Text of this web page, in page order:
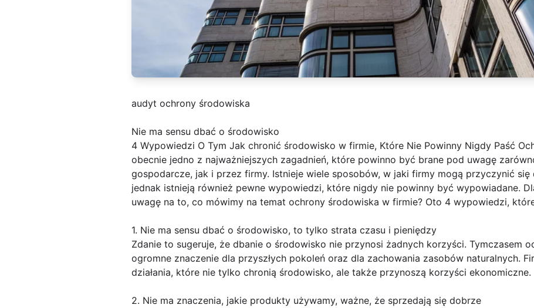
audyt ochrony środowiska
Nie ma sensu dbać o środowisko
4 Wypowiedzi O Tym Jak chronić środowisko w firmie, Które Nie Powinny Nigdy Paść
obecnie jedno z najważniejszych zagadnień, które powinno być brane pod uwagę
gospodarcze, jak i przez firmy. Istnieje wiele sposobów, w jaki firmy mogą przyczynić
jednak istnieją również pewne wypowiedzi, które nigdy nie powinny być wypowiadane.
uwagę na to, co mówimy na temat ochrony środowiska w firmie? Oto 4 wypowiedzi,
1. Nie ma sensu dbać o środowisko, to tylko strata czasu i pieniędzy
Zdanie to sugeruje, że dbanie o środowisko nie przynosi żadnych korzyści. Tymczasem
ogromne znaczenie dla przyszłych pokoleń oraz dla zachowania zasobów naturalnych.
działania, które nie tylko chronią środowisko, ale także przynoszą korzyści ekonomiczne.
2. Nie ma znaczenia, jakie produkty używamy, ważne, że sprzedają się dobrze